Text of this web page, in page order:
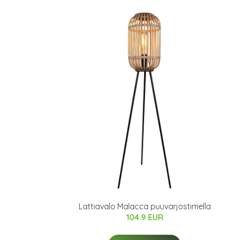
Lattiavalo Malacca puuvarjostimella
104.9 EUR